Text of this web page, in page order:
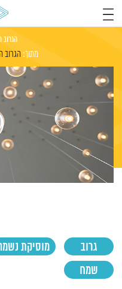
הגרוב
מתוך: הגרוב
גרוב מוסיקת
שמח